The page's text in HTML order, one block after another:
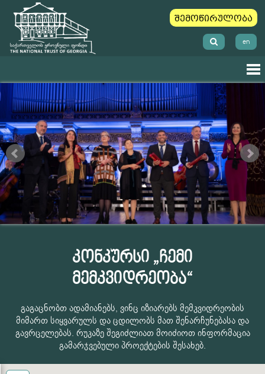
შემოწირულობა
en
კონკურსი „ჩემი
მემკვიდრეობა“
გაგაცნობთ ადამიანებს, ვინც იზიარებს მემკვიდრეობის
მიმართ სიყვარულს და ცდილობს მათ შენარჩუნებასა და
გავრცელებას. რუკაზე შეგიძლიათ მოიძიოთ ინფორმაცია
გამარჯვებული პროექტების შესახებ.